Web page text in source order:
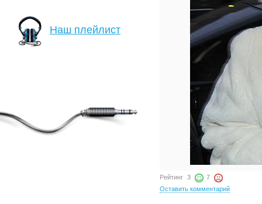
Наш плейлист
Рейтинг 3
7
Оставить комментарий